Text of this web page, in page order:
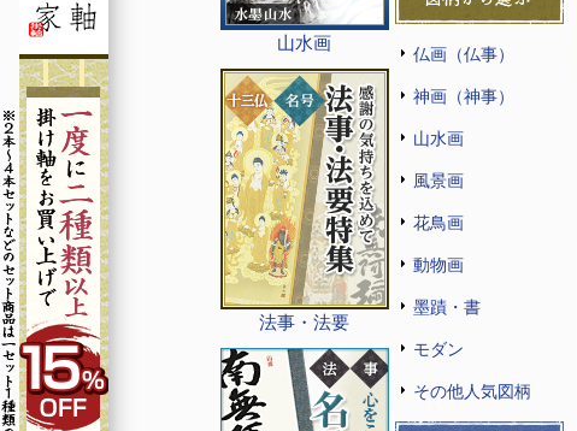
山水画
法事・法要
仏画（仏事）
神画（神事）
山水画
風景画
花鳥画
動物画
墨蹟・書
モダン
その他人気図柄